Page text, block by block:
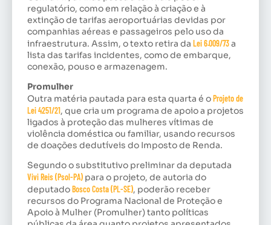
regulatório, como em relação à criação e à
extinção de tarifas aeroportuárias devidas por
companhias aéreas e passageiros pelo uso da
infraestrutura. Assim, o texto retira da Lei 6.009/73a
lista das tarifas incidentes, como de embarque,
conexão, pouso e armazenagem.
Promulher
Outra matéria pautada para esta quarta é oProjeto de
Lei 4251/21, que cria um programa de apoio a projetos
ligados à proteção das mulheres vítimas de
violência doméstica ou familiar, usando recursos
de doações dedutíveis do Imposto de Renda.
Segundo o substitutivo preliminar da deputada
Vivi Reis (Psol-PA) para o projeto, de autoria do
deputadoBosco Costa (PL-SE), poderão receber
recursos do Programa Nacional de Proteção e
Apoio à Mulher (Promulher) tanto políticas